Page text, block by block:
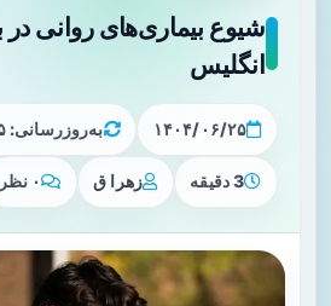
انگلیس
۱۴۰۴/۰۶/۲۵ به‌روزرسانی: ۱۴۰۴/۰۶/۲۵
3 دقیقه زهرا ق ۰ نظر